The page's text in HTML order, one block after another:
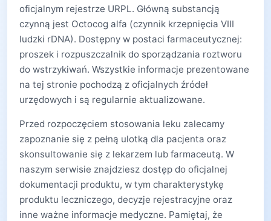
oficjalnym rejestrze URPL. Główną substancją
czynną jest Octocog alfa (czynnik krzepnięcia VIII
ludzki rDNA). Dostępny w postaci farmaceutycznej:
proszek i rozpuszczalnik do sporządzania roztworu
do wstrzykiwań. Wszystkie informacje prezentowane
na tej stronie pochodzą z oficjalnych źródeł
urzędowych i są regularnie aktualizowane.
Przed rozpoczęciem stosowania leku zalecamy
zapoznanie się z pełną ulotką dla pacjenta oraz
skonsultowanie się z lekarzem lub farmaceutą. W
naszym serwisie znajdziesz dostęp do oficjalnej
dokumentacji produktu, w tym charakterystykę
produktu leczniczego, decyzje rejestracyjne oraz
inne ważne informacje medyczne. Pamiętaj, że